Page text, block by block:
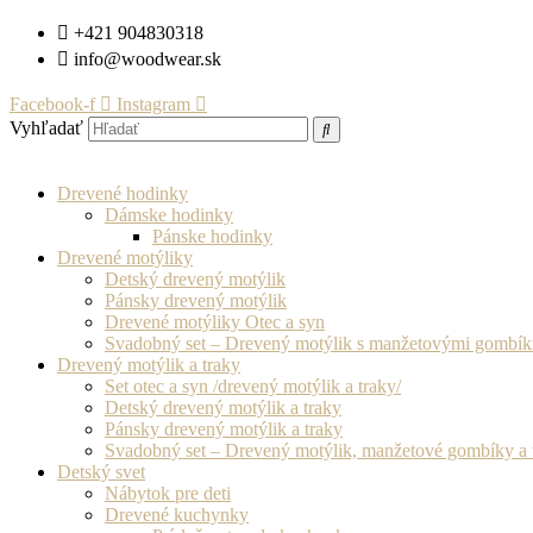
Preskočiť+421 904830318
info@woodwear.sk
Facebook-f
Instagram
Vyhľadať
Drevené hodinky
Dámske hodinky
Pánske hodinky
Drevené motýliky
Detský drevený motýlik
Pánsky drevený motýlik
Drevené motýliky Otec a syn
Svadobný set – Drevený motýlik s manžetovými
Drevený motýlik a traky
Set otec a syn /drevený motýlik a traky/
Detský drevený motýlik a traky
Pánsky drevený motýlik a traky
Svadobný set – Drevený motýlik, manžetové gombíky a
Detský svet
Nábytok pre deti
Drevené kuchynky